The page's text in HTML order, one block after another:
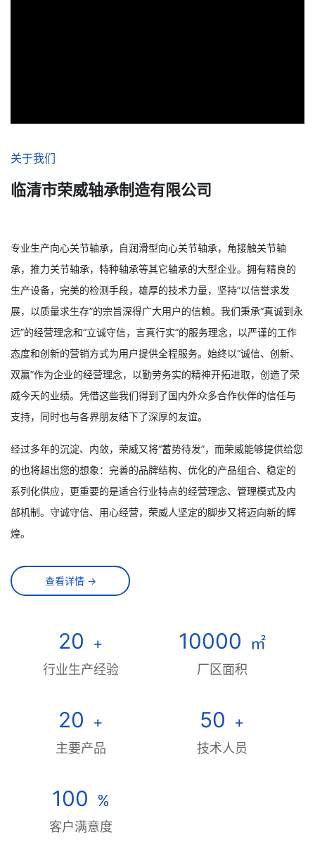
关于我们
临清市荣威轴承制造有限公司
专业生产向心关节轴承，自润滑型向心关节轴承，角接触关节轴
承，推力关节轴承，特种轴承等其它轴承的大型企业。拥有精良的
生产设备，完美的检测手段，雄厚的技术力量，坚持“以信誉求发
展，以质量求生存”的宗旨深得广大用户的信赖。我们秉承“真诚到永
远”的经营理念和“立诚守信，言真行实”的服务理念，以严谨的工作
态度和创新的营销方式为用户提供全程服务。始终以“诚信、创新、
双赢”作为企业的经营理念，以勤劳务实的精神开拓进取，创造了荣
威今天的业绩。凭借这些我们得到了国内外众多合作伙伴的信任与
支持，同时也与各界朋友结下了深厚的友谊。
经过多年的沉淀、内敛，荣威又将“蓄势待发”，而荣威能够提供给您
的也将超出您的想象：完善的品牌结构、优化的产品组合、稳定的
系列化供应，更重要的是适合行业特点的经营理念、管理模式及内
部机制。守诚守信、用心经营，荣威人坚定的脚步又将迈向新的辉
煌。
查看详情 →
20 +
行业生产经验
10000 ㎡
厂区面积
20 +
主要产品
50 +
技术人员
100 %
客户满意度